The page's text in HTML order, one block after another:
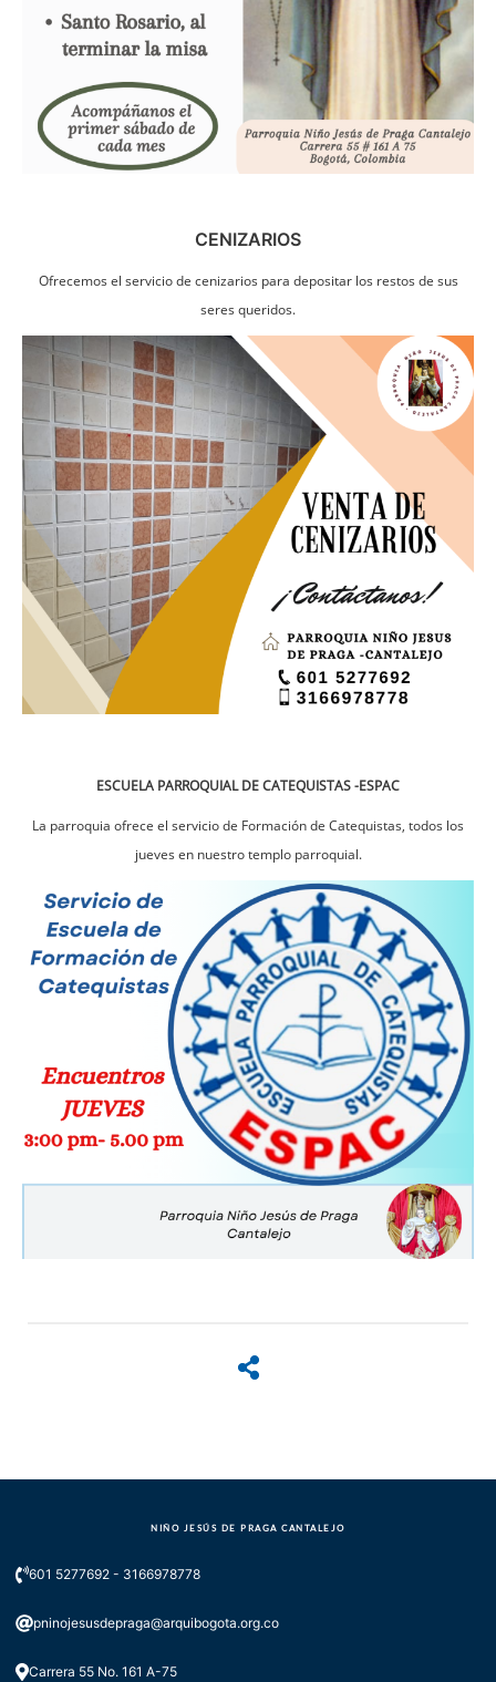
CENIZARIOS
Ofrecemos el servicio de cenizarios para depositar los restos de sus
seres queridos.
Imagen
ESCUELA PARROQUIAL DE CATEQUISTAS -ESPAC
La parroquia ofrece el servicio de Formación de Catequistas, todos los
jueves en nuestro templo parroquial.
Imagen
NIÑO JESÚS DE PRAGA CANTALEJO
601 5277692 - 3166978778
pninojesusdepraga@arquibogota.org.co
Carrera 55 No. 161 A-75